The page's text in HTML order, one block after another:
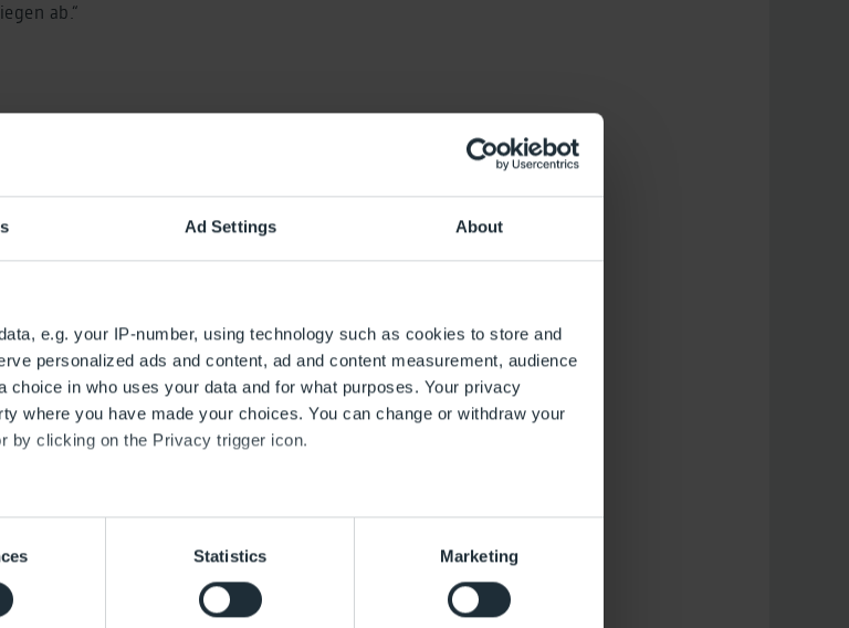
Ad Settings About
e.g. your IP-number, using technology such as cookies to store and
personalized ads and content, ad and content measurement, audience
choice in who uses your data and for what purposes. Your privacy
where you have made your choices. You can change or withdraw your
by clicking on the Privacy trigger icon.
location which can be accurate to within several meters
for specific characteristics (fingerprinting)
and set your preferences in the
Statistics Marketing
ab.“